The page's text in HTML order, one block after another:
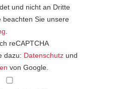
und nicht an Dritte
beachten Sie unsere
.
reCAPTCHA
dazu: Datenschutz und
von Google.